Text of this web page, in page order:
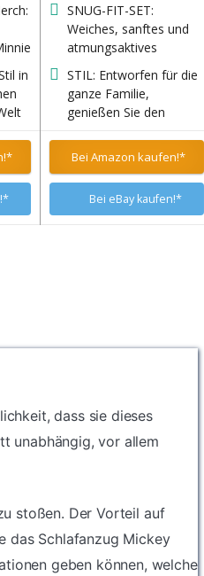
in
SNUG-FIT-SET:
Weiches, sanftes und
atmungsaktives
sorgt für Wärme und
Komfort die ganze
Nacht über. Eng
anliegendes Oberteil
mit Rundhalsausschnitt
und Hose mit
elastischem Bund und
geripptem Abschluss an
Anforderungen an
STIL: Entworfen für die
ganze Familie,
genießen Sie den
Abend mit unseren
für jeden etwas bieten
Bei Amazon kaufen!*
Bei eBay kaufen!*
dass sie dieses
unabhängig, vor allem
stoßen. Der Vorteil auf
das Schlafanzug Mickey
geben können, welche